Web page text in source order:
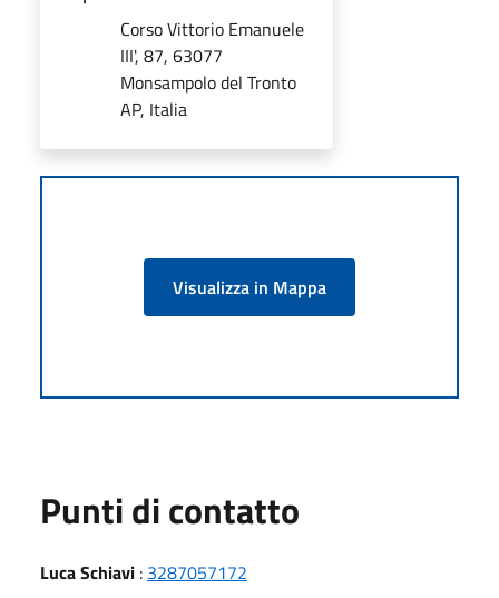
Corso Vittorio Emanuele
III', 87, 63077
Monsampolo del Tronto
AP, Italia
Visualizza in Mappa
Punti di contatto
Luca Schiavi : 3287057172